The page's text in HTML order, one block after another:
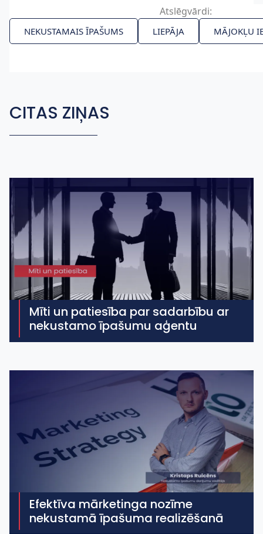
Atslēgvārdi:
NEKUSTAMAIS ĪPAŠUMS LIEPĀJA MĀJOKĻU
CITAS ZIŅAS
Mīti un patiesība par sadarbību ar
nekustamo īpašumu aģentu
Efektīva mārketinga nozīme
nekustamā īpašuma realizēšanā